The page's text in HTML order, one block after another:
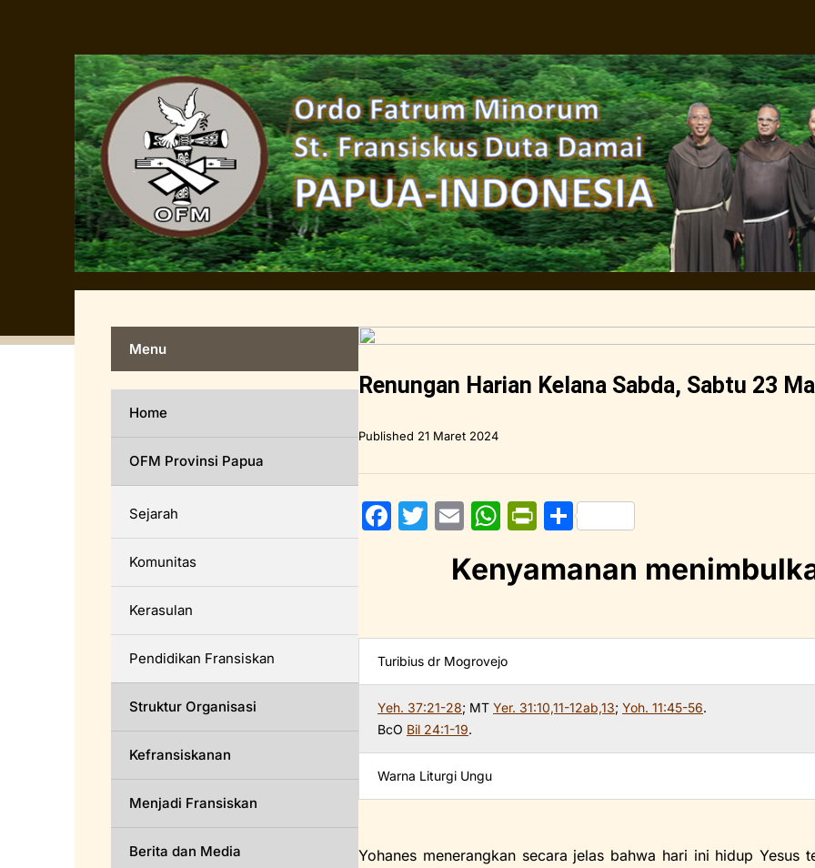
Renungan Harian Kelana Sabda, Sabtu 23
Published 21 Maret 2024
F
b
o
o
k
T
E
ai
W
at
A
p
p
Pr
tF
e
dl
y
S
ar
Kenyamanan
Turibius dr Mogrovejo
Yeh. 37:21-28; MT Yer. 31:10,11-12ab,13; Yoh. 11:45-56.
BcO Bil 24:1-19.
Warna Liturgi Ungu
Yohanes menerangkan secara jelas bahwa hari ini hidup Yesus
Menu
Home
OFM Provinsi Papua
Sejarah
Komunitas
Kerasulan
Pendidikan Fransiskan
Struktur Organisasi
Kefransiskanan
Menjadi Fransiskan
Berita dan Media